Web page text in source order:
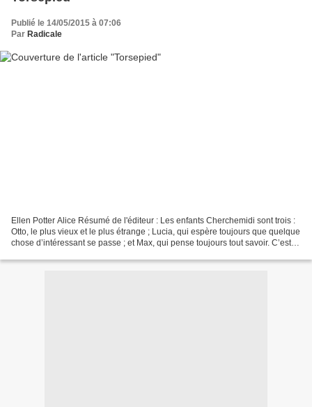
Publié le 14/05/2015 à 07:06
Par Radicale
Ellen Potter Alice Résumé de l'éditeur : Les enfants Cherchemidi sont trois :
Otto, le plus vieux et le plus étrange ; Lucia, qui espère toujours que quelque
chose d’intéressant se passe ; et Max, qui pense toujours tout savoir. C’est